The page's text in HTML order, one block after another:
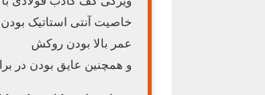
خاصیت آنتی استاتیک بودن
عمر بالا بودن روکش
و همچنین عایق بودن در